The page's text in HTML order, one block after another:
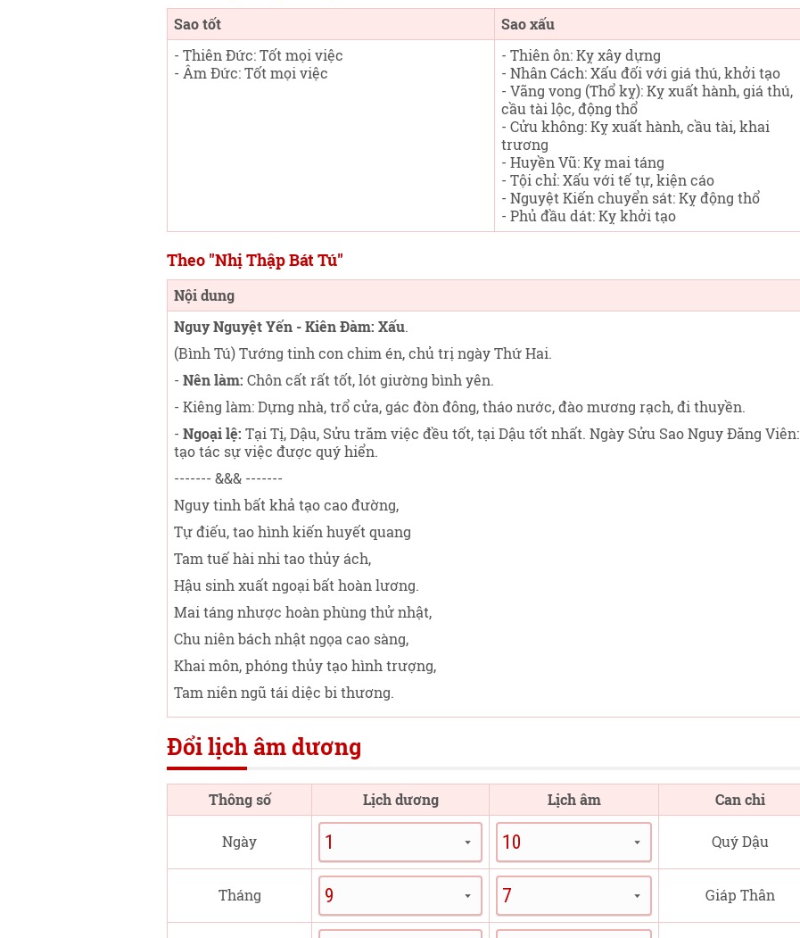
Sao tốt
Sao xấu
- Thiên Đức: Tốt mọi việc
- Âm Đức: Tốt mọi việc
- Thiên ôn: Kỵ xây dựng
- Nhân Cách: Xấu đối với giá thú, khởi tạo
- Vãng vong (Thổ kỵ): Kỵ xuất hành, giá thú,
cầu tài lộc, động thổ
- Cửu không: Kỵ xuất hành, cầu tài, khai
trương
- Huyền Vũ: Kỵ mai táng
- Tội chỉ: Xấu với tế tự, kiện cáo
- Nguyệt Kiến chuyển sát: Kỵ động thổ
- Phủ đầu dát: Kỵ khởi tạo
Theo "Nhị Thập Bát Tú"
Nội dung
Nguy Nguyệt Yến - Kiên Đàm: Xấu.
(Bình Tú) Tướng tinh con chim én, chủ trị ngày Thứ Hai.
- Nên làm: Chôn cất rất tốt, lót giường bình yên.
- Kiêng làm: Dựng nhà, trổ cửa, gác đòn đông, tháo nước, đào mương rạch, đi thuyền.
- Ngoại lệ: Tại Tị, Dậu, Sửu trăm việc đều tốt, tại Dậu tốt nhất. Ngày Sửu Sao Nguy Đăng Viên:
tạo tác sự việc được quý hiển.
------- &&& -------
Nguy tinh bất khả tạo cao đường,
Tự điếu, tao hình kiến huyết quang
Tam tuế hài nhi tao thủy ách,
Hậu sinh xuất ngoại bất hoàn lương.
Mai táng nhược hoàn phùng thử nhật,
Chu niên bách nhật ngọa cao sàng,
Khai môn, phóng thủy tạo hình trượng,
Tam niên ngũ tái diệc bi thương.
Đổi lịch âm dương
Thông số Lịch dương Lịch âm Can chi
Ngày Quý Dậu
Tháng Giáp Thân